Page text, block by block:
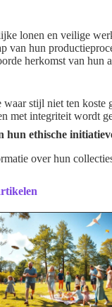
lonen en veilige
van hun
herkomst van hun
stijl niet ten koste
met integriteit wordt
hun ethische
over hun